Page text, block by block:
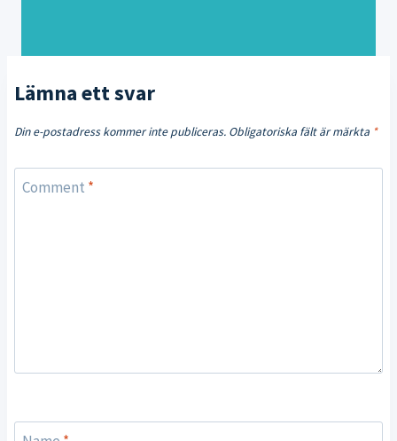
Lämna ett svar
Din e-postadress kommer inte publiceras. Obligatoriska fält är märkta *
Comment *